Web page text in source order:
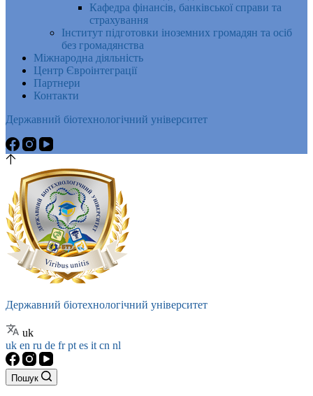
Кафедра фінансів, банківської справи та
страхування
Інститут підготовки іноземних громадян та осіб
без громадянства
Міжнародна діяльність
Центр Євроінтеграції
Партнери
Контакти
Державний біотехнологічний університет
Державний біотехнологічний університет
uk
uk en ru de frpt es it cn nl
Пошук